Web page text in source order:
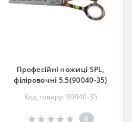
Професійні ножиці SPL,
філіровочні 5.5(90040-35)
Код товару: 90040-35
0